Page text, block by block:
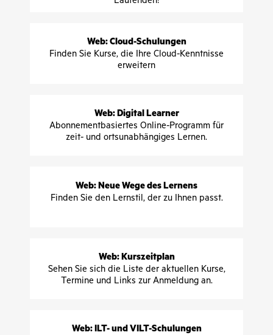
Web: Cloud-Schulungen
Finden Sie Kurse, die Ihre Cloud-Kenntnisse
erweitern
Web: Digital Learner
Abonnementbasiertes Online-Programm für
zeit- und ortsunabhängiges Lernen.
Web: Neue Wege des Lernens
Finden Sie den Lernstil, der zu Ihnen passt.
Web: Kurszeitplan
Sehen Sie sich die Liste der aktuellen Kurse,
Termine und Links zur Anmeldung an.
Web: ILT- und VILT-Schulungen